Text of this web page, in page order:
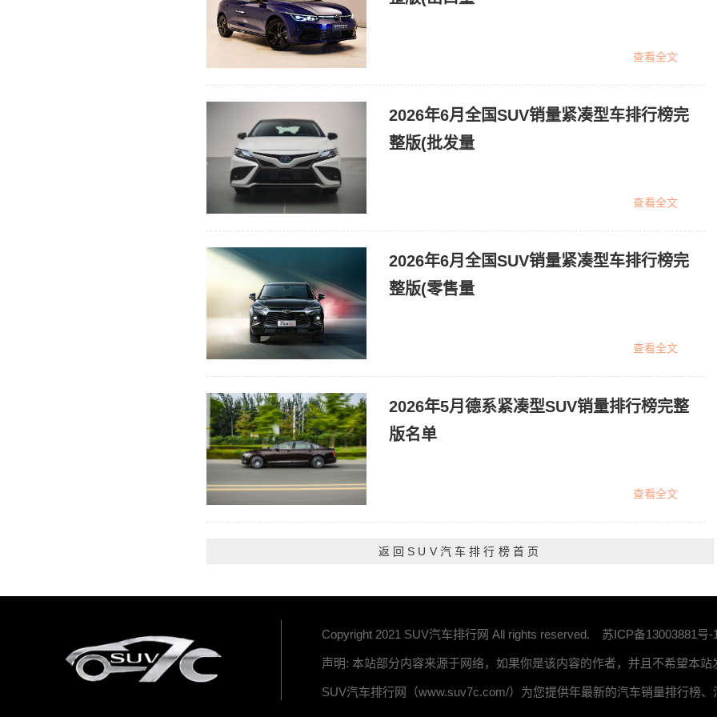
查看全文
2026年6月全国SUV销量紧凑型车排行榜完
整版(批发量
查看全文
2026年6月全国SUV销量紧凑型车排行榜完
整版(零售量
查看全文
2026年5月德系紧凑型SUV销量排行榜完整
版名单
查看全文
返回SUV汽车排行榜首页
Copyright 2021 SUV汽车排行网 All rights reserved. 苏ICP备13003881号-
声明: 本站部分内容来源于网络，如果你是该内容的作者，并且不希望本
SUV汽车排行网（www.suv7c.com/）为您提供年最新的汽车销量排行榜、